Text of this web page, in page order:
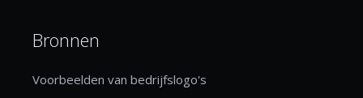
Bronnen
Voorbeelden van bedrijfslogo's